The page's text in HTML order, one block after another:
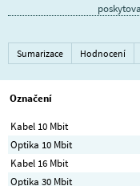
Sumarizace Hodnocení
Označení
Kabel 10 Mbit
Optika 10 Mbit
Kabel 16 Mbit
Optika 30 Mbit